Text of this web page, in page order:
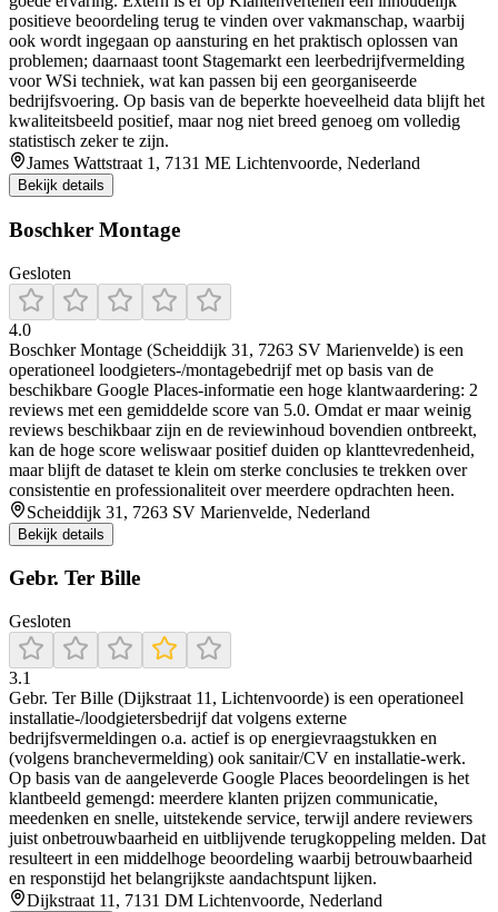
positieve beoordeling terug te vinden over vakmanschap, waarbij
ook wordt ingegaan op aansturing en het praktisch oplossen van
problemen; daarnaast toont Stagemarkt een leerbedrijfvermelding
voor WSi techniek, wat kan passen bij een georganiseerde
bedrijfsvoering. Op basis van de beperkte hoeveelheid data blijft het
kwaliteitsbeeld positief, maar nog niet breed genoeg om volledig
statistisch zeker te zijn.
James Wattstraat 1, 7131 ME Lichtenvoorde, Nederland
Bekijk details
Boschker Montage
Gesloten
4.0
Boschker Montage (Scheiddijk 31, 7263 SV Marienvelde) is een
operationeel loodgieters-/montagebedrijf met op basis van de
beschikbare Google Places-informatie een hoge klantwaardering: 2
reviews met een gemiddelde score van 5.0. Omdat er maar weinig
reviews beschikbaar zijn en de reviewinhoud bovendien ontbreekt,
kan de hoge score weliswaar positief duiden op klanttevredenheid,
maar blijft de dataset te klein om sterke conclusies te trekken over
consistentie en professionaliteit over meerdere opdrachten heen.
Scheiddijk 31, 7263 SV Marienvelde, Nederland
Bekijk details
Gebr. Ter Bille
Gesloten
3.1
Gebr. Ter Bille (Dijkstraat 11, Lichtenvoorde) is een operationeel
installatie-/loodgietersbedrijf dat volgens externe
bedrijfsvermeldingen o.a. actief is op energievraagstukken en
(volgens branchevermelding) ook sanitair/CV en installatie-werk.
Op basis van de aangeleverde Google Places beoordelingen is het
klantbeeld gemengd: meerdere klanten prijzen communicatie,
meedenken en snelle, uitstekende service, terwijl andere reviewers
juist onbetrouwbaarheid en uitblijvende terugkoppeling melden. Dat
resulteert in een middelhoge beoordeling waarbij betrouwbaarheid
en responstijd het belangrijkste aandachtspunt lijken.
Dijkstraat 11, 7131 DM Lichtenvoorde, Nederland